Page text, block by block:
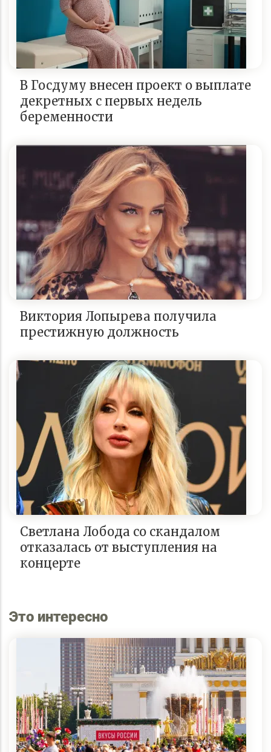
В Госдуму внесен проект о выплате
декретных с первых недель
беременности
Виктория Лопырева получила
престижную должность
Светлана Лобода со скандалом
отказалась от выступления на
концерте
Это интересно